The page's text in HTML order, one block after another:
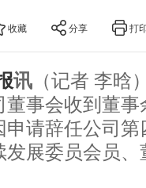
收藏 分享 打
讯 （记者 李晗
董事会收到董
申请辞任公司
发展委员会员